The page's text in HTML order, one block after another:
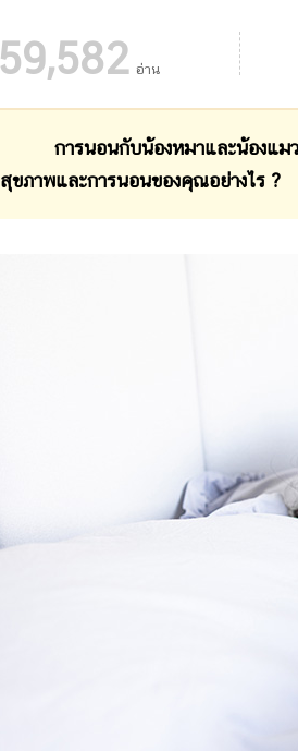
59,582 อ่าน
การนอนกับน้องหมาและน้องแมวมี
สุขภาพและการนอนของคุณอย่างไร ?